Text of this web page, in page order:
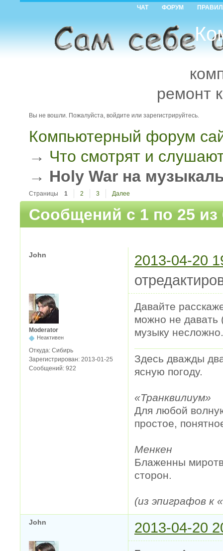
ЧАТ ФОРУМ
ремонт
Вы не вошли. Пожалуйста, войдите или зарегистрируйтесь.
Компьютерный форум
→ Что смотрят и
→ Holy War на
Страницы 1 2 3 Далее
Сообщений с 1 по 25 из
John
2013-04-20
Moderator
Неактивен
Откуда: Сибирь
Зарегистрирован: 2013-01-25
Сообщений: 922
Давайте
можно не давать
музыку несложно.
Здесь дважды
ясную погоду.
«Транквилиум»
Для любой
простое,
Менкен
Блаженны
сторон.
(из эпиграфов к
John 2013-04-20